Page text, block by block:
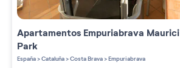
Apartamentos Empuriabrava Maurici
Park
España>Cataluña>Costa Brava>Empuriabrava